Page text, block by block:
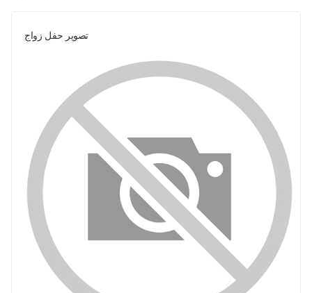
تصوير حفل زواج